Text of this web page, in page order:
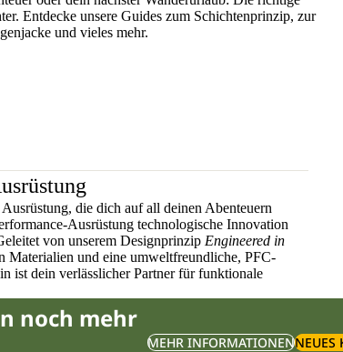
Entdecke unsere Guides zum Schichtenprinzip, zur
und vieles mehr.
die dich auf all deinen Abenteuern
Ausrüstung technologische Innovation
von unserem Designprinzip Engineered in
Materialien und eine umweltfreundliche, PFC-
ist dein verlässlicher Partner für funktionale
noch mehr
MEHR INFORMATIONENNEUES